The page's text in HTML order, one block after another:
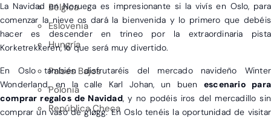
Bélgica
Eslovenia
Hungría
Países Bajos
Polonia
República Checa
La Navidad en Noruega es impresionante si la vivís en Oslo, para
comenzar la nieve os dará la bienvenida y lo primero que debéis
hacer es descender en trineo por la extraordinaria pista
Korketrekkeren, lo que será muy divertido.
En Oslo también disfrutaréis del mercado navideño Winter
Wonderland, en la calle Karl Johan, un buen escenario para
comprar regalos de Navidad, y no podéis iros del mercadillo sin
comprar un vaso de gløgg. En Oslo tenéis la oportunidad de visitar